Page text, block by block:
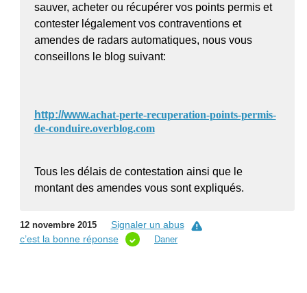
sauver, acheter ou récupérer vos points permis et
contester légalement vos contraventions et
amendes de radars automatiques, nous vous
conseillons le blog suivant:
http://www.achat-perte-recuperation-points-permis-
de-conduire.overblog.com
Tous les délais de contestation ainsi que le
montant des amendes vous sont expliqués.
12 novembre 2015
Signaler un abus
c’est la bonne réponse
Daner